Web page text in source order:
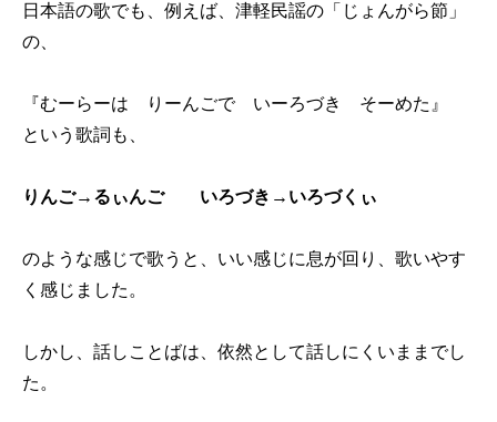
日本語の歌でも、例えば、津軽民謡の「じょんがら節」
の、
『むーらーは りーんごで いーろづき そーめた』
という歌詞も、
りんご→るぃんご いろづき→いろづくぃ
のような感じで歌うと、いい感じに息が回り、歌いやす
く感じました。
しかし、話しことばは、依然として話しにくいままでし
た。